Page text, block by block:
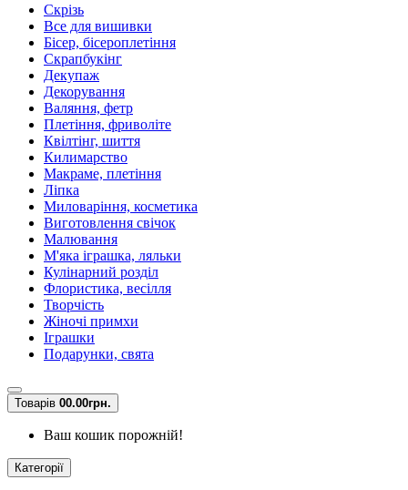
Скрізь
Все для вишивки
Бісер, бісероплетіння
Скрапбукінг
Декупаж
Декорування
Валяння, фетр
Плетіння, фриволіте
Квілтінг, шиття
Килимарство
Макраме, плетіння
Ліпка
Миловаріння, косметика
Виготовлення свічок
Малювання
М'яка іграшка, ляльки
Кулінарний розділ
Флористика, весілля
Творчість
Жіночі примхи
Іграшки
Подарунки, свята
Товарів 00.00грн.
Ваш кошик порожній!
Категорії